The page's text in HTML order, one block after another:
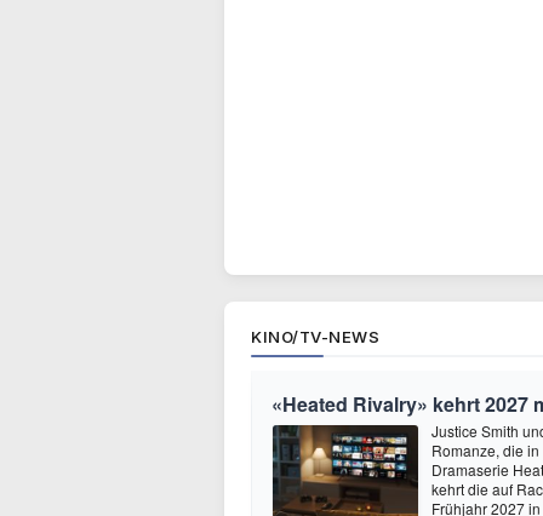
KINO/TV-NEWS
«Heated Rivalry» kehrt 2027
Justice Smith
Romanze, die
Dramaserie
kehrt die auf
Frühjahr 2027